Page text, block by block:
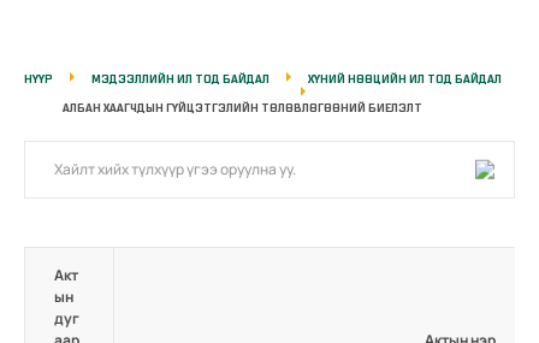
НҮҮР МЭДЭЭЛЛИЙН ИЛ ТОД БАЙДАЛ
ХҮНИЙ НӨӨЦИЙН ИЛ ТОД БАЙДАЛ
АЛБАН ХААГЧДЫН ГҮЙЦЭТГЭЛИЙН ТӨЛӨВЛӨГӨӨНИЙ БИЕЛЭЛТ
Акт
ын
дуг